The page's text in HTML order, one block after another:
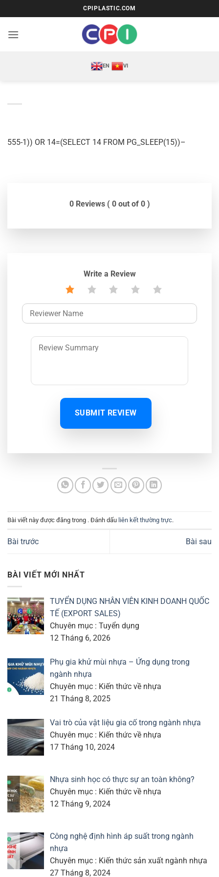
qua
nội
CPIPLASTIC.COM
EN VI
555-1)) OR 14=(SELECT 14 FROM PG_SLEEP(15))–
0 Reviews ( 0 out of 0 )
Write a Review
SUBMIT REVIEW
Bài viết này được đăng trong . Đánh dấu liên kết thường trực.
Bài trước Bài sau
BÀI VIẾT MỚI NHẤT
TUYỂN DỤNG NHÂN VIÊN KINH DOANH QUỐC
TẾ (EXPORT SALES)
Chuyên mục : Tuyển dụng
12 Tháng 6, 2026
Phụ gia khử mùi nhựa – Ứng dụng trong
ngành nhựa
Chuyên mục : Kiến thức về nhựa
21 Tháng 8, 2025
Vai trò của vật liệu gia cố trong ngành nhựa
Chuyên mục : Kiến thức về nhựa
17 Tháng 10, 2024
Nhựa sinh học có thực sự an toàn không?
Chuyên mục : Kiến thức về nhựa
12 Tháng 9, 2024
Công nghệ định hình áp suất trong ngành
nhựa
Chuyên mục : Kiến thức sản xuất ngành nhựa
27 Tháng 8, 2024